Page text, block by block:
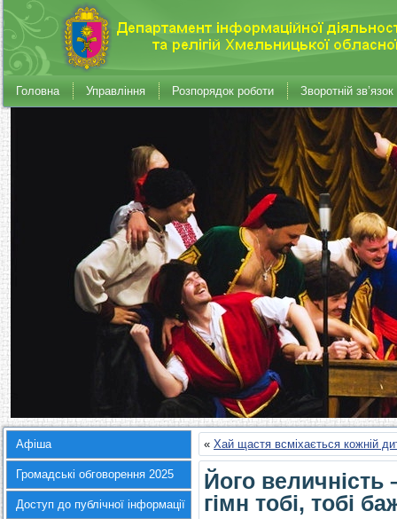
Головна Управління Розпорядок роботи Зворотній зв’язок
Афіша
Громадські обговорення 2025
Доступ до публічної інформації
« Хай щастя всміхається кожній
Його
гімн тобі, тобі